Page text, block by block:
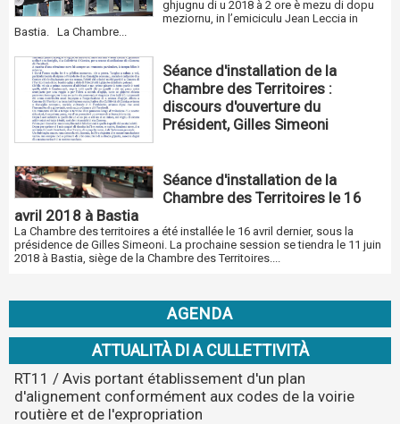
ghjugnu di u 2018 à 2 ore è mezu di dopu
meziornu, in l’emiciculu Jean Leccia in
Bastia. La Chambre...
Séance d'installation de la
Chambre des Territoires :
discours d'ouverture du
Président, Gilles Simeoni
Séance d'installation de la
Chambre des Territoires le 16
avril 2018 à Bastia
La Chambre des territoires a été installée le 16 avril dernier, sous la
présidence de Gilles Simeoni. La prochaine session se tiendra le 11 juin
2018 à Bastia, siège de la Chambre des Territoires....
AGENDA
ATTUALITÀ DI A CULLETTIVITÀ
RT11 / Avis portant établissement d'un plan
d'alignement conformément aux codes de la voirie
routière et de l'expropriation